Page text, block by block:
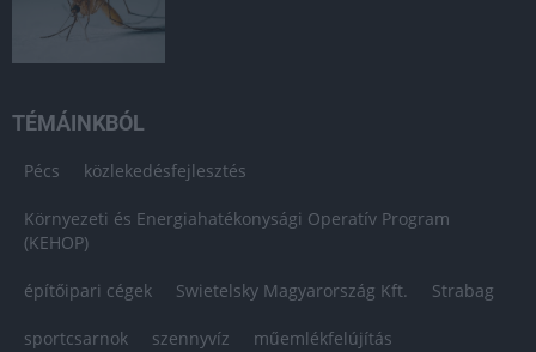
TÉMÁINKBÓL
Pécs közlekedésfejlesztés
Környezeti és Energiahatékonysági Operatív Program
(KEHOP)
építőipari cégek Swietelsky Magyarország Kft. Strabag
sportcsarnok szennyvíz műemlékfelújítás